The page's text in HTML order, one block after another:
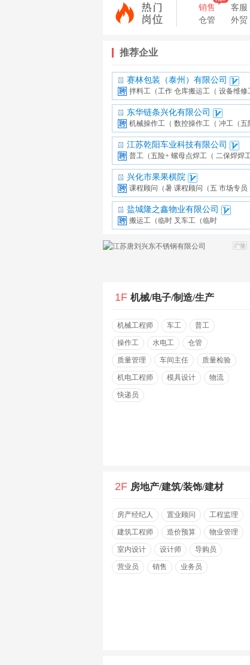
销售 客服
仓管
外贸
推荐企业
赛林包装（泰州）有限公司
拌料工（工作 仓库搬运工（ 设备维修
东华链条兴化有限公司
机械操作工（ 数控操作工（ 冲工（五
江苏乾阳车业科技有限公司
普工（五险+ 螺母点焊工（ 二保焊焊
兴化市果果棋院
课程顾问（暑 课程顾问（五 市场专员
盐城隆之鑫物业有限公司
搬运工（临时 叉车工（临时
1F 机械/电子/制造/生产
机械工程师 车工 普工
操作工 水电工 仓管
质量管理 车间主任 质量检验
机电工程师 模具设计 物流
快递员
2F 房地产/建筑/装饰/建材
房产经纪人 置业顾问 工程监理
建筑工程师 造价预算 物业管理
室内设计 设计师 导购员
营业员 销售 业务员